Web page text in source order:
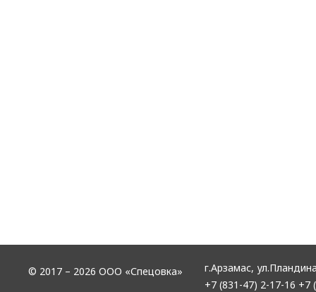
© 2017 – 2026 ООО «Спецовка» г.Арзамас,
+7 (831-47) 2-17-16 +7